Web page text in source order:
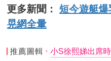
更多新聞：短今遊艇
晃網全暈
推薦圖輯 小S徐熙娣出席